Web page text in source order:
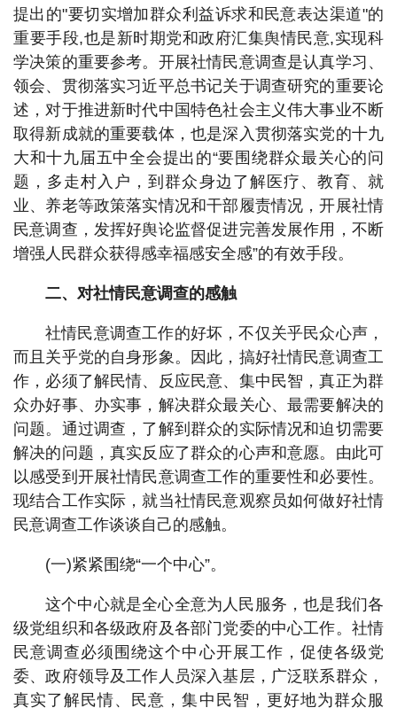
提出的"要切实增加群众利益诉求和民意表达渠道"的
重要手段,也是新时期党和政府汇集舆情民意,实现科
学决策的重要参考。开展社情民意调查是认真学习、
领会、贯彻落实习近平总书记关于调查研究的重要论
述，对于推进新时代中国特色社会主义伟大事业不断
取得新成就的重要载体，也是深入贯彻落实党的十九
大和十九届五中全会提出的“要围绕群众最关心的问
题，多走村入户，到群众身边了解医疗、教育、就
业、养老等政策落实情况和干部履责情况，开展社情
民意调查，发挥好舆论监督促进完善发展作用，不断
增强人民群众获得感幸福感安全感”的有效手段。
二、对社情民意调查的感触
社情民意调查工作的好坏，不仅关乎民众心声，
而且关乎党的自身形象。因此，搞好社情民意调查工
作，必须了解民情、反应民意、集中民智，真正为群
众办好事、办实事，解决群众最关心、最需要解决的
问题。通过调查，了解到群众的实际情况和迫切需要
解决的问题，真实反应了群众的心声和意愿。由此可
以感受到开展社情民意调查工作的重要性和必要性。
现结合工作实际，就当社情民意观察员如何做好社情
民意调查工作谈谈自己的感触。
(一)紧紧围绕“一个中心”。
这个中心就是全心全意为人民服务，也是我们各
级党组织和各级政府及各部门党委的中心工作。社情
民意调查必须围绕这个中心开展工作，促使各级党
委、政府领导及工作人员深入基层，广泛联系群众，
真实了解民情、民意，集中民智，更好地为群众服